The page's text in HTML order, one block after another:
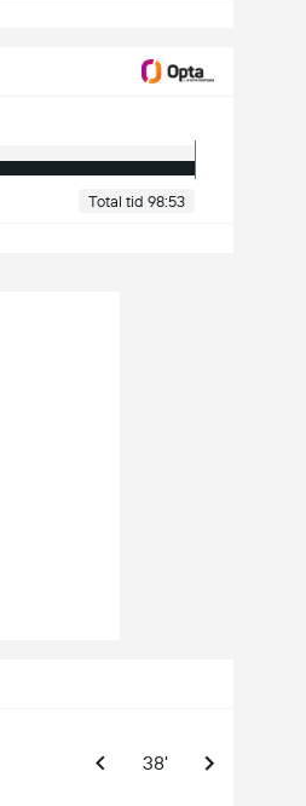
Total tid 98:53
38'